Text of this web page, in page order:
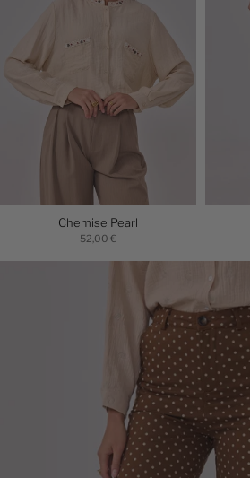
Chemise Pearl
52,00 €